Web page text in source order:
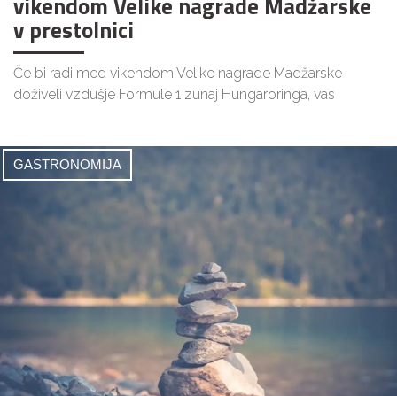
v prestolnici
Če bi radi med vikendom Velike nagrade Madžarske
doživeli vzdušje Formule 1 zunaj Hungaroringa, vas
GASTRONOMIJA